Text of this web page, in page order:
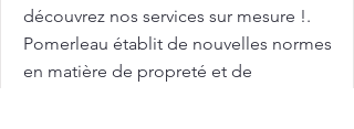
découvrez nos services sur mesure !.
Pomerleau établit de nouvelles normes
en matière de propreté et de